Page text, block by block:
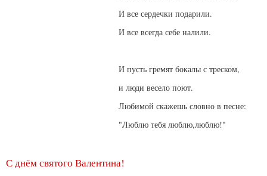
И все сердечки подарили.
И все всегда себе налили.
И пусть гремят бокалы с треском,
и люди весело поют.
Любимой скажешь словно в песне:
"Люблю тебя люблю,люблю!"
С днём святого Валентина!